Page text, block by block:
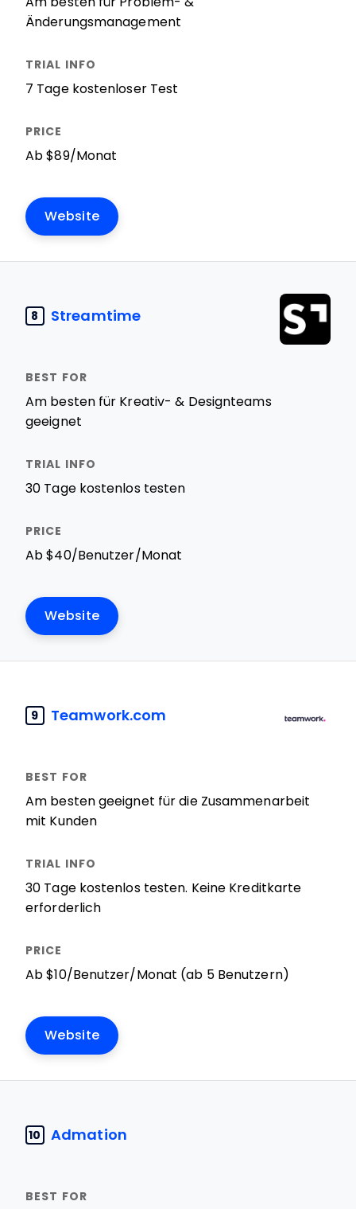
Änderungsmanagement
7 Tage kostenloser Test
Ab $89/Monat
Website
8 Streamtime
Am besten für Kreativ- & Designteams
geeignet
30 Tage kostenlos testen
Ab $40/Benutzer/Monat
Website
9 Teamwork.com
Am besten geeignet für die Zusammenarbeit
mit Kunden
30 Tage kostenlos testen. Keine Kreditkarte
erforderlich
Ab $10/Benutzer/Monat (ab 5 Benutzern)
Website
10 Admation